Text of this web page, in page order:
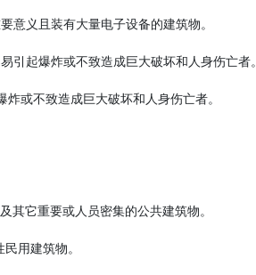
意义且装有大量电子设备的建筑物。
起爆炸或不致造成巨大破坏和人身伤亡者。
或不致造成巨大破坏和人身伤亡者。
它重要或人员密集的公共建筑物。
用建筑物。